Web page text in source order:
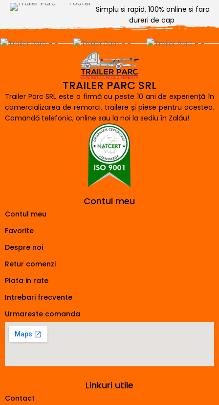
Simplu si rapid, 100% online si fara
dureri de cap
TRAILER PARC SRL
Trailer Parc SRL este o firmă cu peste 10 ani de experiență în
comercializarea de remorci, trailere și piese pentru acestea.
Comandă telefonic, online sau la noi la sediu în Zalău!
Contul meu
Contul meu
Favorite
Despre noi
Retur comenzi
Plata in rate
Intrebari frecvente
Urmareste comanda
Linkuri utile
Contact